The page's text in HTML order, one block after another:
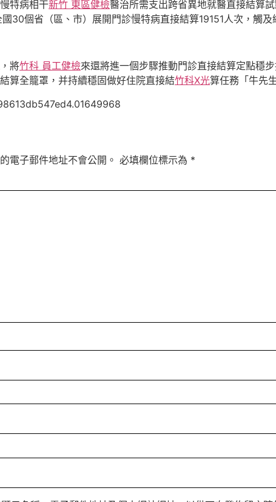
特病相干新竹 東區健檢醫治所需支出跨省異地就醫直接結算
30個省（區、市）展開門診慢特病直接結算19151人次，觸
將竹科 員工健檢來還將進一個步驟推動門診直接結算定點穩
算全籠罩，并持續穩固做好住院直接結竹科X光算任務「牛先
電子郵件地址不會公開。 必填欄位標示為 *